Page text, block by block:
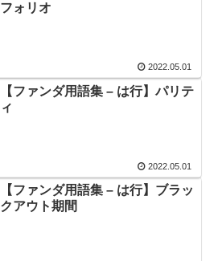
フォリオ
2022.05.01
【ファンダ用語集 – は行】パリテ
ィ
2022.05.01
【ファンダ用語集 – は行】ブラッ
クアウト期間